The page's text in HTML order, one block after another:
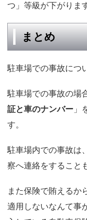
つ」等級が下がりま
まとめ
駐車場での事故につ
駐車場での事故の場
証と車のナンバー 」
す。
駐車場内での事故は
察へ連絡をすること
また保険で賄えるか
適用しないなんて事